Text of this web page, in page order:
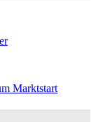
Marktstart